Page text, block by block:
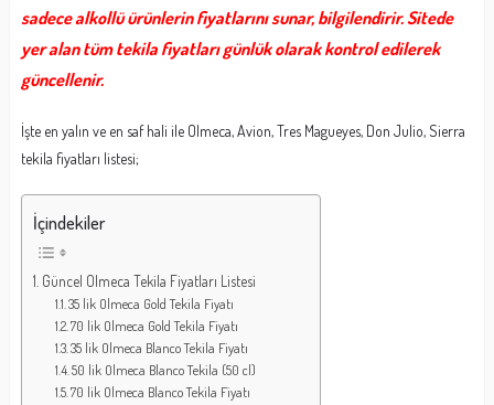
sadece alkollü ürünlerin fiyatlarını sunar, bilgilendirir. Sitede
yer alan tüm tekila fiyatları günlük olarak kontrol edilerek
güncellenir.
İşte en yalın ve en saf hali ile Olmeca, Avion, Tres Magueyes, Don Julio, Sierra
tekila fiyatları listesi;
İçindekiler
Güncel Olmeca Tekila Fiyatları Listesi
35 lik Olmeca Gold Tekila Fiyatı
70 lik Olmeca Gold Tekila Fiyatı
35 lik Olmeca Blanco Tekila Fiyatı
50 lik Olmeca Blanco Tekila (50 cl)
70 lik Olmeca Blanco Tekila Fiyatı